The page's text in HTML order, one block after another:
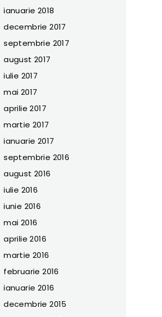
violenta domestica”
ianuarie 2018
decembrie 2017
septembrie 2017
august 2017
iulie 2017
mai 2017
aprilie 2017
martie 2017
ianuarie 2017
septembrie 2016
august 2016
iulie 2016
iunie 2016
mai 2016
aprilie 2016
martie 2016
februarie 2016
ianuarie 2016
decembrie 2015